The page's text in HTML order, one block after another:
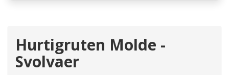
Hurtigruten Molde -
Svolvaer